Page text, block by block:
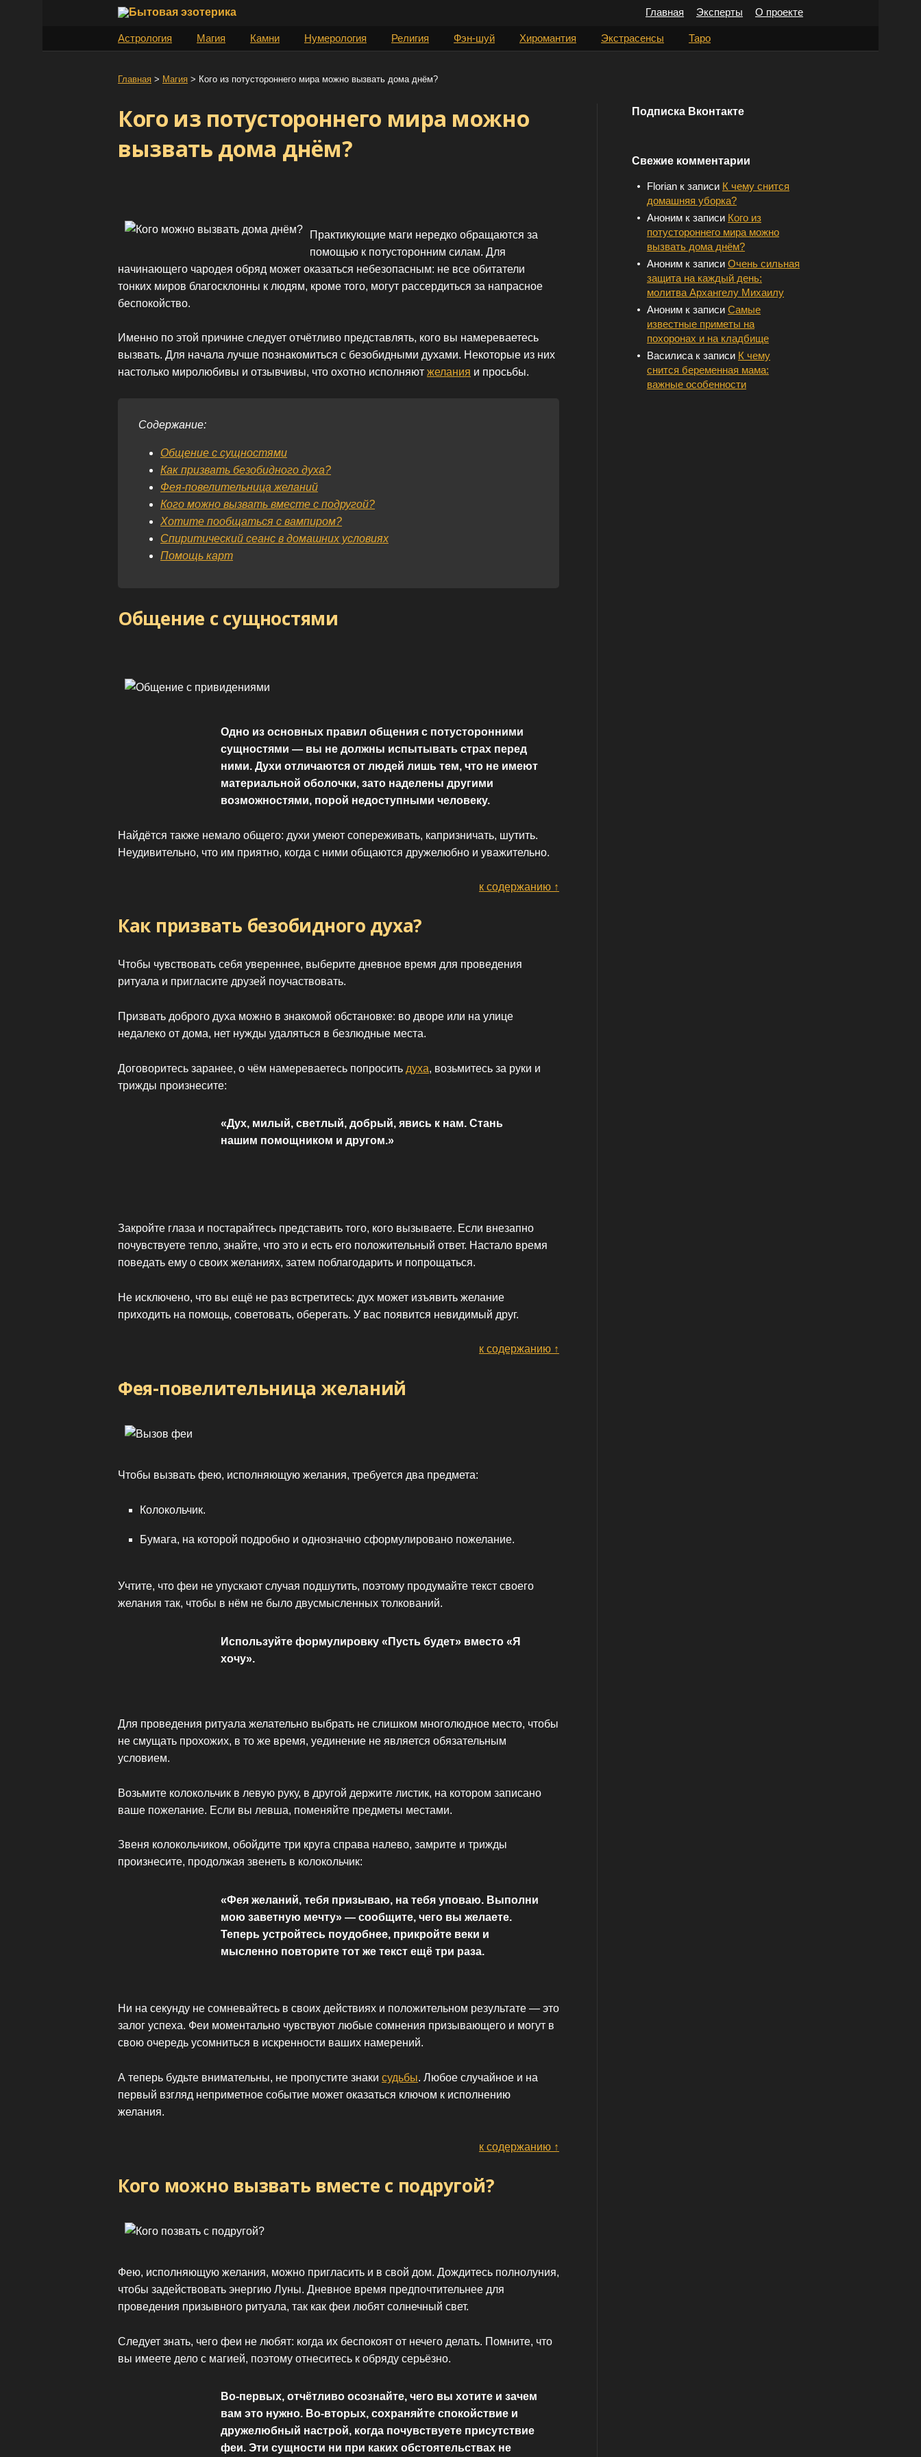
Главная Эксперты О проекте
Астрология Магия Камни Нумерология Религия Фэн-шуй Хиромантия Экстрасенсы Таро
Главная > Магия > Кого из потустороннего мира можно вызвать дома днём?
Кого из потустороннего мира можно
вызвать дома днём?
Практикующие маги нередко обращаются за
помощью к потусторонним силам. Для
начинающего чародея обряд может оказаться небезопасным: не все обитатели
тонких миров благосклонны к людям, кроме того, могут рассердиться за напрасное
беспокойство.
Именно по этой причине следует отчётливо представлять, кого вы намереваетесь
вызвать. Для начала лучше познакомиться с безобидными духами. Некоторые из них
настолько миролюбивы и отзывчивы, что охотно исполняют желания и просьбы.
Содержание:
Общение с сущностями
Как призвать безобидного духа?
Фея-повелительница желаний
Кого можно вызвать вместе с подругой?
Хотите пообщаться с вампиром?
Спиритический сеанс в домашних условиях
Помощь карт
Общение с сущностями
Одно из основных правил общения с потусторонними
сущностями — вы не должны испытывать страх перед
ними. Духи отличаются от людей лишь тем, что не имеют
материальной оболочки, зато наделены другими
возможностями, порой недоступными человеку.
Найдётся также немало общего: духи умеют сопереживать, капризничать, шутить.
Неудивительно, что им приятно, когда с ними общаются дружелюбно и уважительно.
к содержанию ↑
Как призвать безобидного духа?
Чтобы чувствовать себя увереннее, выберите дневное время для проведения
ритуала и пригласите друзей поучаствовать.
Призвать доброго духа можно в знакомой обстановке: во дворе или на улице
недалеко от дома, нет нужды удаляться в безлюдные места.
Договоритесь заранее, о чём намереваетесь попросить духа, возьмитесь за руки и
трижды произнесите:
«Дух, милый, светлый, добрый, явись к нам. Стань
нашим помощником и другом.»
Закройте глаза и постарайтесь представить того, кого вызываете. Если внезапно
почувствуете тепло, знайте, что это и есть его положительный ответ. Настало время
поведать ему о своих желаниях, затем поблагодарить и попрощаться.
Не исключено, что вы ещё не раз встретитесь: дух может изъявить желание
приходить на помощь, советовать, оберегать. У вас появится невидимый друг.
к содержанию ↑
Фея-повелительница желаний
Чтобы вызвать фею, исполняющую желания, требуется два предмета:
Колокольчик.
Бумага, на которой подробно и однозначно сформулировано пожелание.
Учтите, что феи не упускают случая подшутить, поэтому продумайте текст своего
желания так, чтобы в нём не было двусмысленных толкований.
Используйте формулировку «Пусть будет» вместо «Я
хочу».
Для проведения ритуала желательно выбрать не слишком многолюдное место, чтобы
не смущать прохожих, в то же время, уединение не является обязательным
условием.
Возьмите колокольчик в левую руку, в другой держите листик, на котором записано
ваше пожелание. Если вы левша, поменяйте предметы местами.
Звеня колокольчиком, обойдите три круга справа налево, замрите и трижды
произнесите, продолжая звенеть в колокольчик:
«Фея желаний, тебя призываю, на тебя уповаю. Выполни
мою заветную мечту» — сообщите, чего вы желаете.
Теперь устройтесь поудобнее, прикройте веки и
мысленно повторите тот же текст ещё три раза.
Ни на секунду не сомневайтесь в своих действиях и положительном результате — это
залог успеха. Феи моментально чувствуют любые сомнения призывающего и могут в
свою очередь усомниться в искренности ваших намерений.
А теперь будьте внимательны, не пропустите знаки судьбы. Любое случайное и на
первый взгляд неприметное событие может оказаться ключом к исполнению
желания.
к содержанию ↑
Кого можно вызвать вместе с подругой?
Фею, исполняющую желания, можно пригласить и в свой дом. Дождитесь полнолуния,
чтобы задействовать энергию Луны. Дневное время предпочтительнее для
проведения призывного ритуала, так как феи любят солнечный свет.
Следует знать, чего феи не любят: когда их беспокоят от нечего делать. Помните, что
вы имеете дело с магией, поэтому отнеситесь к обряду серьёзно.
Во-первых, отчётливо осознайте, чего вы хотите и зачем
вам это нужно. Во-вторых, сохраняйте спокойствие и
дружелюбный настрой, когда почувствуете присутствие
феи. Эти сущности ни при каких обстоятельствах не
Подписка Вконтакте
Свежие комментарии
Florian к записи К чему снится
домашняя уборка?
Аноним к записи Кого из
потустороннего мира можно
вызвать дома днём?
Аноним к записи Очень сильная
защита на каждый день:
молитва Архангелу Михаилу
Аноним к записи Самые
известные приметы на
похоронах и на кладбище
Василиса к записи К чему
снится беременная мама:
важные особенности